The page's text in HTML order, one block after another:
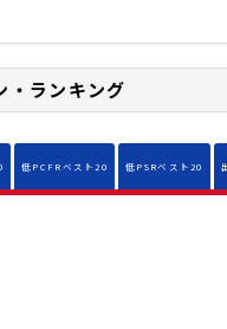
・ランキング
低PCFRベスト20 低PSRベスト20